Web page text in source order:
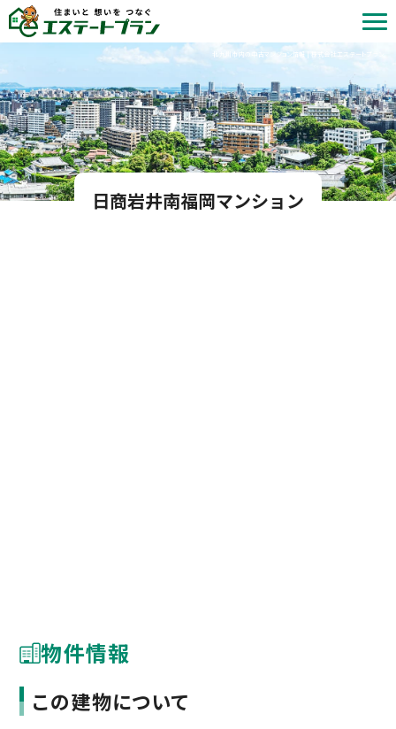
北九州市内の中古マンション情報 | 株式会社エステートプラン
日商岩井南福岡マンション
物件情報
この建物について